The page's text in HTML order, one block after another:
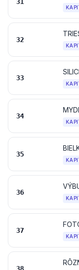
32
33
34
35
36
37